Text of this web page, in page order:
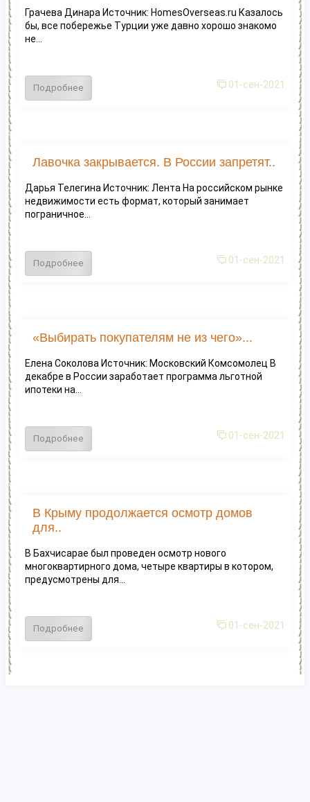
Грачева Динара Источник: HomesOverseas.ru Казалось
бы, все побережье Турции уже давно хорошо знакомо
не...
Подробнее 01-сен-2021
Лавочка закрывается. В России запретят..
Дарья Телегина Источник: Лента На российском рынке
недвижимости есть формат, который занимает
пограничное...
Подробнее 01-сен-2021
«Выбирать покупателям не из чего»...
Елена Соколова Источник: Московский Комсомолец В
декабре в России заработает программа льготной
ипотеки на...
Подробнее 01-сен-2021
В Крыму продолжается осмотр домов
для..
В Бахчисарае был проведен осмотр нового
многоквартирного дома, четыре квартиры в котором,
предусмотрены для...
Подробнее 01-сен-2021